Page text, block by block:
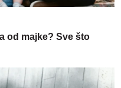
od majke? Sve što